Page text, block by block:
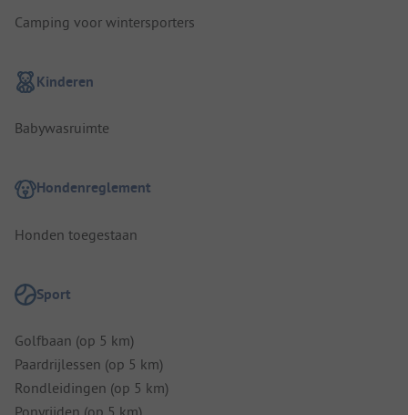
Camping voor wintersporters
Kinderen
Babywasruimte
Hondenreglement
Honden toegestaan
Sport
Golfbaan (op 5 km)
Paardrijlessen (op 5 km)
Rondleidingen (op 5 km)